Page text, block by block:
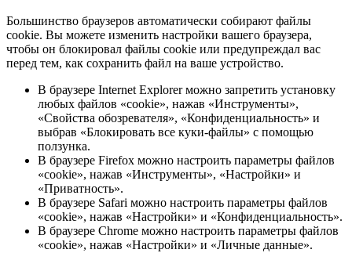
Большинство браузеров автоматически собирают файлы
cookie. Вы можете изменить настройки вашего браузера,
чтобы он блокировал файлы cookie или предупреждал вас
перед тем, как сохранить файл на ваше устройство.
В браузере Internet Explorer можно запретить установку
любых файлов «cookie», нажав «Инструменты»,
«Свойства обозревателя», «Конфиденциальность» и
выбрав «Блокировать все куки-файлы» с помощью
ползунка.
В браузере Firefox можно настроить параметры файлов
«cookie», нажав «Инструменты», «Настройки» и
«Приватность».
В браузере Safari можно настроить параметры файлов
«cookie», нажав «Настройки» и «Конфиденциальность».
В браузере Chrome можно настроить параметры файлов
«cookie», нажав «Настройки» и «Личные данные».